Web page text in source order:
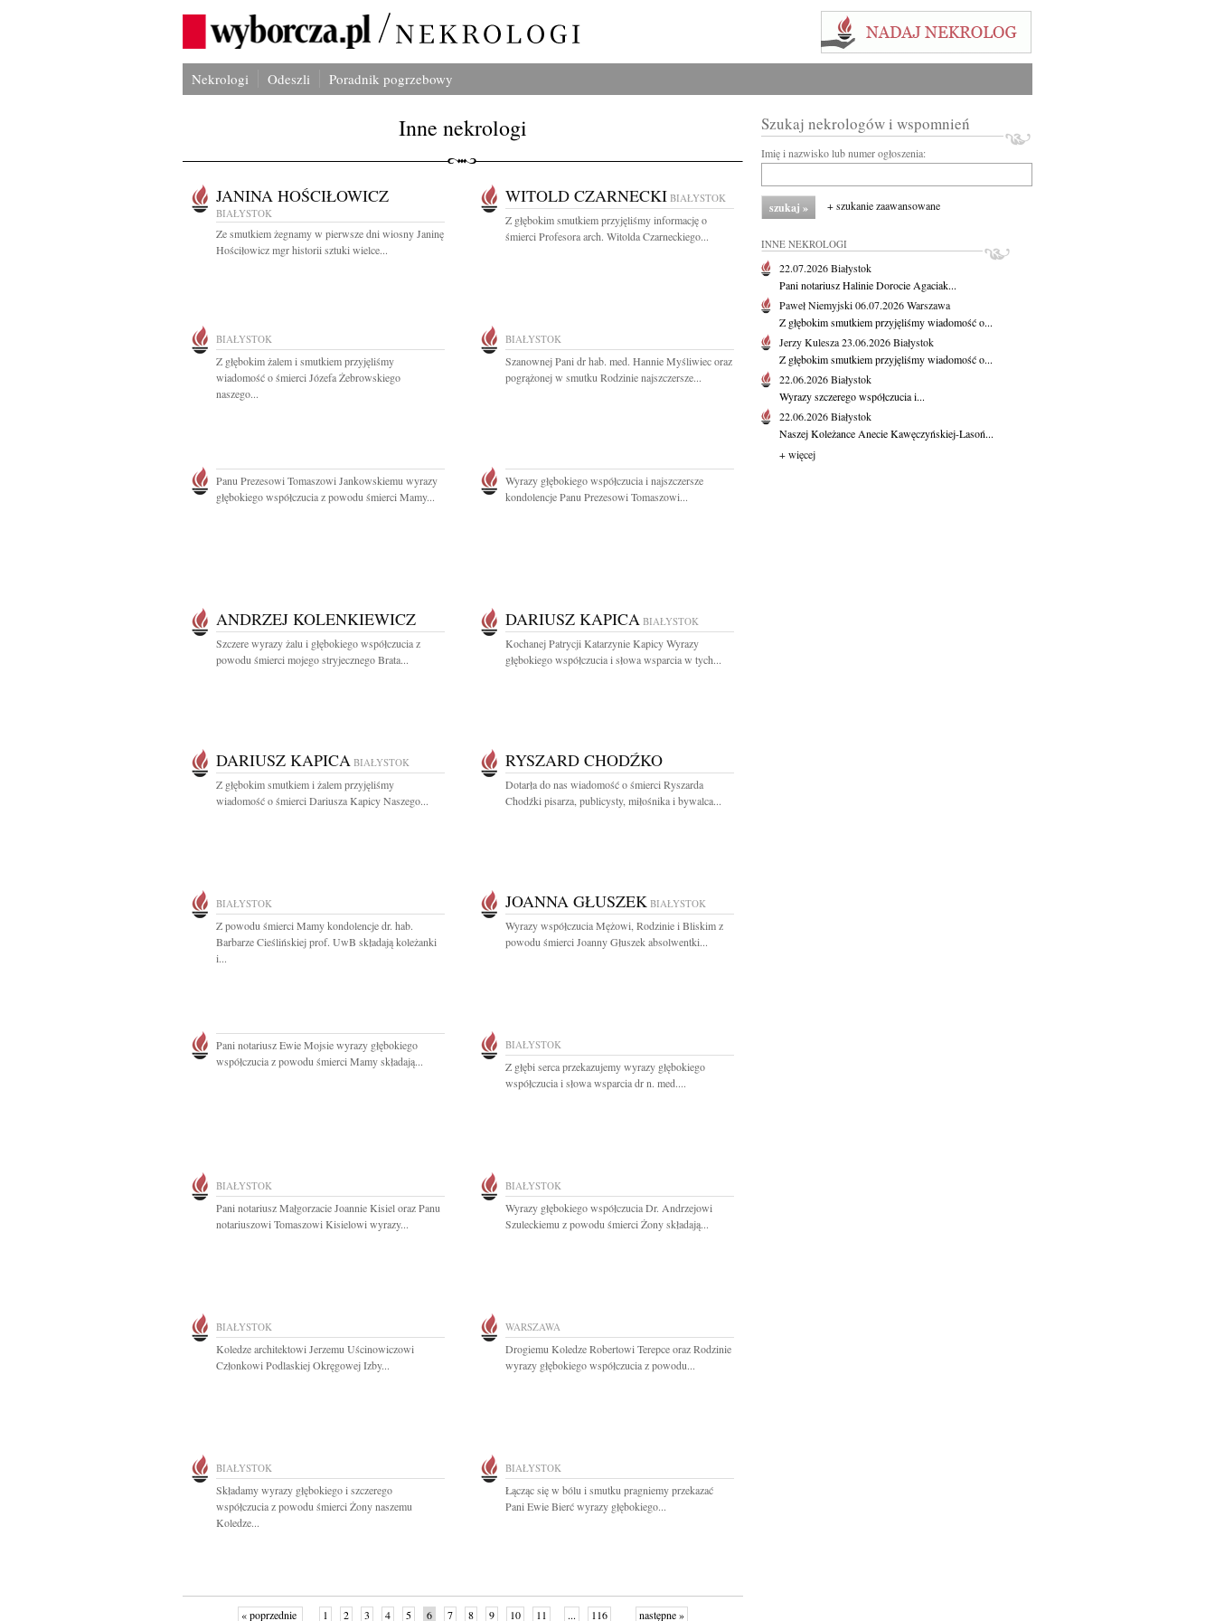
Nekrologi Odeszli Poradnik pogrzebowy
Inne nekrologi
JANINA HOŚCIŁOWICZ
BIAŁYSTOK
Ze smutkiem żegnamy w pierwsze dni wiosny Janinę
Hościłowicz mgr historii sztuki wielce...
WITOLD CZARNECKI BIAŁYSTOK
Z głębokim smutkiem przyjęliśmy informację o
śmierci Profesora arch. Witolda Czarneckiego...
BIAŁYSTOK
Z głębokim żalem i smutkiem przyjęliśmy
wiadomość o śmierci Józefa Żebrowskiego
naszego...
BIAŁYSTOK
Szanownej Pani dr hab. med. Hannie Myśliwiec oraz
pogrążonej w smutku Rodzinie najszczersze...
Panu Prezesowi Tomaszowi Jankowskiemu wyrazy
głębokiego współczucia z powodu śmierci Mamy...
Wyrazy głębokiego współczucia i najszczersze
kondolencje Panu Prezesowi Tomaszowi...
ANDRZEJ KOLENKIEWICZ
Szczere wyrazy żalu i głębokiego współczucia z
powodu śmierci mojego stryjecznego Brata...
DARIUSZ KAPICA BIAŁYSTOK
Kochanej Patrycji Katarzynie Kapicy Wyrazy
głębokiego współczucia i słowa wsparcia w tych...
DARIUSZ KAPICA BIAŁYSTOK
Z głębokim smutkiem i żalem przyjęliśmy
wiadomość o śmierci Dariusza Kapicy Naszego...
RYSZARD CHODŹKO
Dotarła do nas wiadomość o śmierci Ryszarda
Chodźki pisarza, publicysty, miłośnika i bywalca...
BIAŁYSTOK
Z powodu śmierci Mamy kondolencje dr. hab.
Barbarze Cieślińskiej prof. UwB składają koleżanki
i...
JOANNA GŁUSZEK BIAŁYSTOK
Wyrazy współczucia Mężowi, Rodzinie i Bliskim z
powodu śmierci Joanny Głuszek absolwentki...
Pani notariusz Ewie Mojsie wyrazy głębokiego
współczucia z powodu śmierci Mamy składają...
BIAŁYSTOK
Z głębi serca przekazujemy wyrazy głębokiego
współczucia i słowa wsparcia dr n. med....
BIAŁYSTOK
Pani notariusz Małgorzacie Joannie Kisiel oraz Panu
notariuszowi Tomaszowi Kisielowi wyrazy...
BIAŁYSTOK
Wyrazy głębokiego współczucia Dr. Andrzejowi
Szuleckiemu z powodu śmierci Żony składają...
BIAŁYSTOK
Koledze architektowi Jerzemu Uścinowiczowi
Członkowi Podlaskiej Okręgowej Izby...
WARSZAWA
Drogiemu Koledze Robertowi Terepce oraz Rodzinie
wyrazy głębokiego współczucia z powodu...
BIAŁYSTOK
Składamy wyrazy głębokiego i szczerego
współczucia z powodu śmierci Żony naszemu
Koledze...
BIAŁYSTOK
Łącząc się w bólu i smutku pragniemy przekazać
Pani Ewie Bierć wyrazy głębokiego...
« poprzednie 1 2 3 4 5 6 7 8 9 10 11 ... 116 następne »
Szukaj nekrologów i wspomnień
Imię i nazwisko lub numer ogłoszenia:
+ szukanie zaawansowane
INNE NEKROLOGI
22.07.2026Białystok
Pani notariusz Halinie Dorocie Agaciak...
Paweł Niemyjski06.07.2026Warszawa
Z głębokim smutkiem przyjęliśmy wiadomość o...
Jerzy Kulesza23.06.2026Białystok
Z głębokim smutkiem przyjęliśmy wiadomość o...
22.06.2026Białystok
Wyrazy szczerego współczucia i...
22.06.2026Białystok
Naszej Koleżance Anecie Kawęczyńskiej-Lasoń...
+ więcej